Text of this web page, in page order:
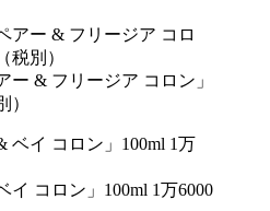
ー & フリージア コロン」
）
イ コロン」100ml 1万6000